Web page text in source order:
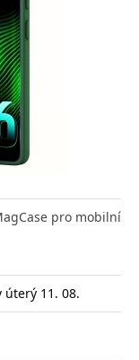
pro mobilní
úterý 11. 08.
s
Typ
E-